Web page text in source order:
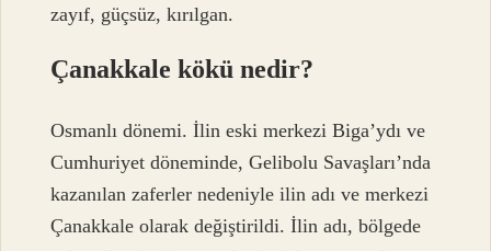
zayıf, güçsüz, kırılgan.
Çanakkale kökü nedir?
Osmanlı dönemi. İlin eski merkezi Biga’ydı ve
Cumhuriyet döneminde, Gelibolu Savaşları’nda
kazanılan zaferler nedeniyle ilin adı ve merkezi
Çanakkale olarak değiştirildi. İlin adı, bölgede